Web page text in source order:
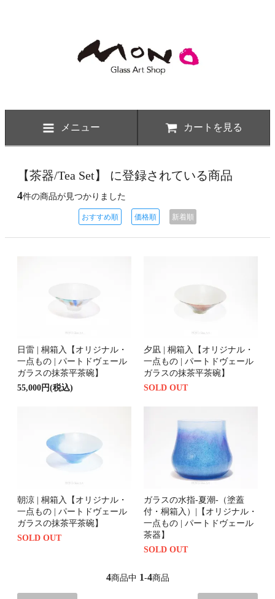
メニュー カートを見る
【茶器/Tea Set】 に登録されている商品
4件の商品が見つかりました
おすすめ順 価格順 新着順
日雷 | 桐箱入【オリジナル・
一点もの | パートドヴェール
ガラスの抹茶平茶碗】
55,000円(税込)
夕凪 | 桐箱入【オリジナル・
一点もの | パートドヴェール
ガラスの抹茶平茶碗】
SOLD OUT
朝涼 | 桐箱入【オリジナル・
一点もの | パートドヴェール
ガラスの抹茶平茶碗】
SOLD OUT
ガラスの水指-夏潮-（塗蓋
付・桐箱入）|【オリジナル・
一点もの | パートドヴェール
茶器】
SOLD OUT
4商品中 1-4商品